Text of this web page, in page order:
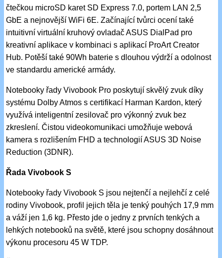
čtečkou microSD karet SD Express 7.0, portem LAN 2,5
GbE a nejnovější WiFi 6E. Začínající tvůrci ocení také
intuitivní virtuální kruhový ovladač ASUS DialPad pro
kreativní aplikace v kombinaci s aplikací ProArt Creator
Hub. Potěší také 90Wh baterie s dlouhou výdrží a odolnost
ve standardu americké armády.
Notebooky řady Vivobook Pro poskytují skvělý zvuk díky
systému Dolby Atmos s certifikací Harman Kardon, který
využívá inteligentní zesilovač pro výkonný zvuk bez
zkreslení. Čistou videokomunikaci umožňuje webová
kamera s rozlišením FHD a technologií ASUS 3D Noise
Reduction (3DNR).
Řada Vivobook S
Notebooky řady Vivobook S jsou nejtenčí a nejlehčí z celé
rodiny Vivobook, profil jejich těla je tenký pouhých 17,9 mm
a váží jen 1,6 kg. Přesto jde o jedny z prvních tenkých a
lehkých notebooků na světě, které jsou schopny dosáhnout
výkonu procesoru 45 W TDP.